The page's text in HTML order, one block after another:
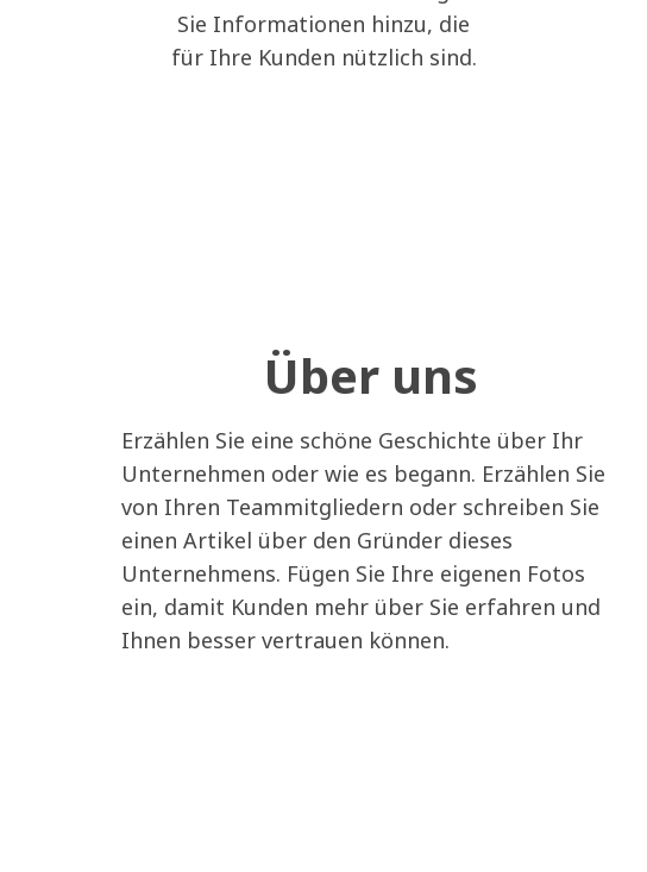
Sie Informationen hinzu, die
für Ihre Kunden nützlich sind.
Über uns
Erzählen Sie eine schöne Geschichte über Ihr
Unternehmen oder wie es begann. Erzählen Sie
von Ihren Teammitgliedern oder schreiben Sie
einen Artikel über den Gründer dieses
Unternehmens. Fügen Sie Ihre eigenen Fotos
ein, damit Kunden mehr über Sie erfahren und
Ihnen besser vertrauen können.